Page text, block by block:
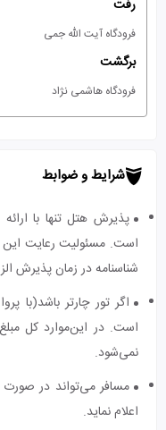
رفت
فرودگاه آیت الله جمی
برگشت
فرودگاه هاشمی نژاد
شرایط و ضوابط
پذیرش هتل تنها با
است. مسئولیت رعایت این
شناسنامه در زمان پذیرش
اگر تور چارتر باشد(با
است. در این‌موارد کل
نمی‌شود.
مسافر می‌تواند در صورت
اعلام نماید.